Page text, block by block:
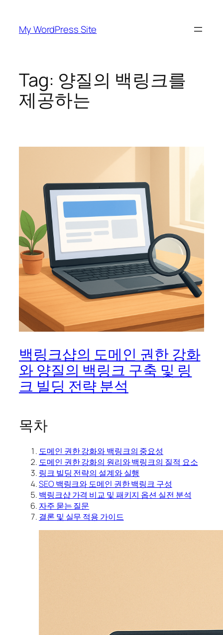
content
My WordPress Site
Tag: 양질의 백링크를
제공하는
백링크샵의 도메인 권한 강화
와 양질의 백링크 구축 및 링
크 빌딩 전략 분석
목차
도메인 권한 강화와 백링크의 중요성
도메인 권한 강화의 원리와 백링크의 질적 요소
링크 빌딩 전략의 설계와 실행
SEO 백링크와 도메인 권한 백링크 구성
백링크샵 가격 비교 및 패키지 옵션 실전 분석
자주 묻는 질문
결론 및 실무 적용 가이드